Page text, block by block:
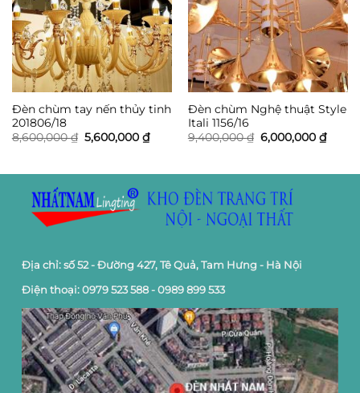
Đèn chùm tay nến thủy tinh
201806/18
8,600,000₫ Giá
gốc
5,600,000 ₫Giá
hiện
5,600,000 ₫.
Đèn chùm Nghệ thuật Style
Itali 1156/16
9,400,000₫ Giá
gốc
6,000,000 ₫Giá
hiện
Địa chỉ: số 52 - Đường 427, Tê Quả, Tam Hưng - Hà Nội
Điện thoại: 0979 523 588 - 0989 899 533